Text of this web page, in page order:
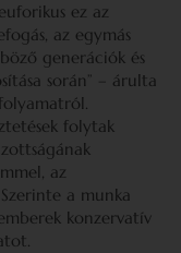
ez az
az egymás
generációk és
során” – árulta
folytak
az
a munka
konzervatív